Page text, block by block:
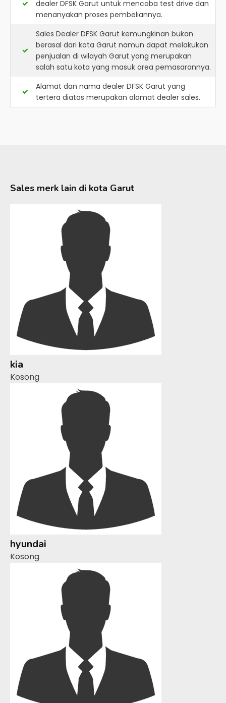
dealer DFSK Garut untuk mencoba test drive dan
menanyakan proses pembeliannya.
Sales Dealer DFSK Garut kemungkinan bukan
berasal dari kota Garut namun dapat melakukan
penjualan di wilayah Garut yang merupakan
salah satu kota yang masuk area pemasarannya.
Alamat dan nama dealer DFSK Garut yang
tertera diatas merupakan alamat dealer sales.
Sales merk lain di kota Garut
kia
Kosong
hyundai
Kosong